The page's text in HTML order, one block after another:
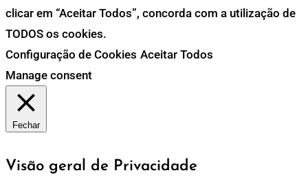
clicar em “Aceitar Todos”, concorda com a utilização de
TODOS os cookies.
Configuração de Cookies Aceitar Todos
Manage consent
Fechar
Visão geral de Privacidade